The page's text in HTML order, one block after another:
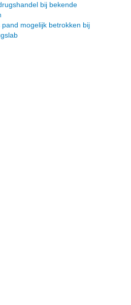
bij bekende
pand mogelijk betrokken bij